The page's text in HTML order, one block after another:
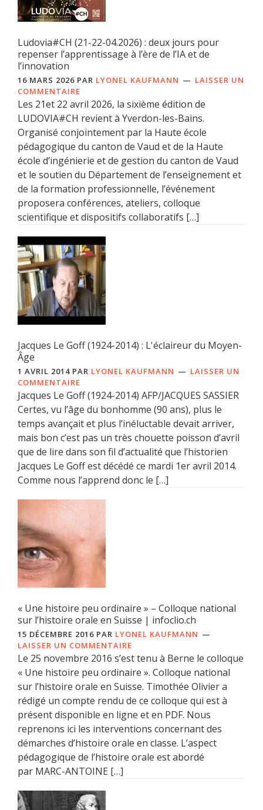
Ludovia#CH (21-22-04.2026) : deux jours pour
repenser l’apprentissage à l’ère de l’IA et de
l’innovation
16 MARS 2026 PAR LYONEL KAUFMANN
LAISSER UN
COMMENTAIRE
Les 21et 22 avril 2026, la sixième édition de
LUDOVIA#CH revient à Yverdon-les-Bains.
Organisé conjointement par la Haute école
pédagogique du canton de Vaud et de la Haute
école d’ingénierie et de gestion du canton de Vaud
et le soutien du Département de l’enseignement et
de la formation professionnelle, l’événement
proposera conférences, ateliers, colloque
scientifique et dispositifs collaboratifs […]
Jacques Le Goff (1924-2014) : L'éclaireur du Moyen-
Âge
1 AVRIL 2014 PAR LYONEL KAUFMANN
LAISSER UN
COMMENTAIRE
Jacques Le Goff (1924-2014) AFP/JACQUES SASSIER
Certes, vu l’âge du bonhomme (90 ans), plus le
temps avançait et plus l’inéluctable devait arriver,
mais bon c’est pas un très chouette poisson d’avril
que de lire dans son fil d’actualité que l’historien
Jacques Le Goff est décédé ce mardi 1er avril 2014.
Comme nous l’apprend donc le […]
« Une histoire peu ordinaire » – Colloque national
sur l’histoire orale en Suisse | infoclio.ch
15 DÉCEMBRE 2016 PAR LYONEL KAUFMANN
LAISSER UN COMMENTAIRE
Le 25 novembre 2016 s’est tenu à Berne le colloque
« Une histoire peu ordinaire ». Colloque national
sur l’histoire orale en Suisse. Timothée Olivier a
rédigé un compte rendu de ce colloque qui est à
présent disponible en ligne et en PDF. Nous
reprenons ici les interventions concernant des
démarches d’histoire orale en classe. L’aspect
pédagogique de l’histoire orale est abordé
par MARC-ANTOINE […]